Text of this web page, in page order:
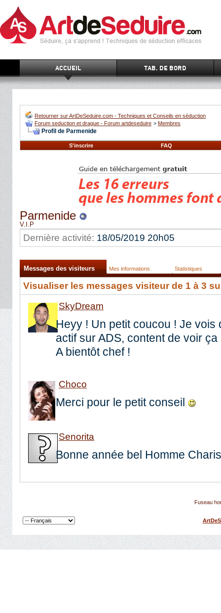
ACCUEIL TAB. DE BORD
Retourner sur ArtDeSeduire.com - Techniques et Conseils en séduction
Forum seduction et drague - Forum artdeseduire > Membres
Profil de Parmenide
S'inscrire FAQ
Parmenide
V.I.P
Dernière activité: 18/05/2019 20h05
Messages des visiteurs Mes informations Statistiques
Visualiser les messages visiteur de 1 à 3
SkyDream
Heyy ! Un petit coucou ! Je vois
actif sur ADS, content de voir ça
A bientôt chef !
Choco
Merci pour le petit conseil
Senorita
Bonne année bel Homme
Fuseau